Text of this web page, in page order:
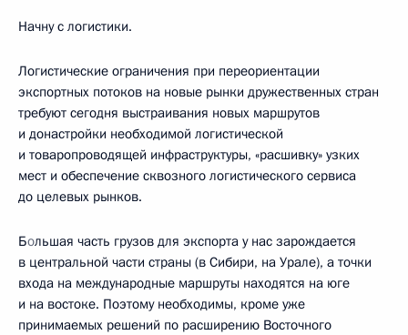
Начну с логистики.
Логистические ограничения при переориентации
экспортных потоков на новые рынки дружественных стран
требуют сегодня выстраивания новых маршрутов
и донастройки необходимой логистической
и товаропроводящей инфраструктуры, «расшивку» узких
мест и обеспечение сквозного логистического сервиса
до целевых рынков.
Большая часть грузов для экспорта у нас зарождается
в центральной части страны (в Сибири, на Урале), а точки
входа на международные маршруты находятся на юге
и на востоке. Поэтому необходимы, кроме уже
принимаемых решений по расширению Восточного